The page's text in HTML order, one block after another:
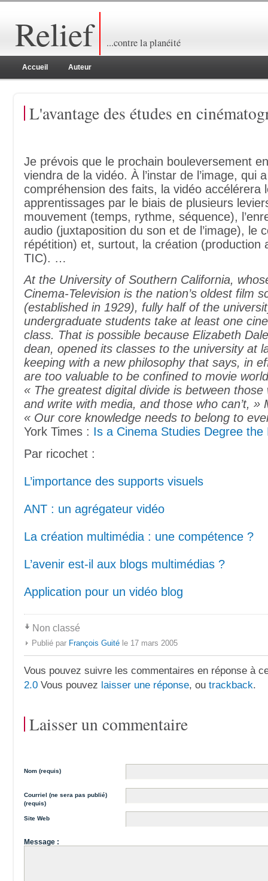
Relief ...contre la planéité
Accueil Auteur
L'avantage des études en
Je prévois que le prochain bouleversement
viendra de la vidéo. À l’instar de l’image, qui
compréhension des faits, la vidéo accélérera
apprentissages par le biais de plusieurs
mouvement (temps, rythme, séquence),
audio (juxtaposition du son et de l’image), le
répétition) et, surtout, la création (production
TIC). …
At the University of Southern California,
Cinema-Television is the nation’s oldest film
(established in 1929), fully half of the
undergraduate students take at least one
class. That is possible because Elizabeth
dean, opened its classes to the university at
keeping with a new philosophy that says, in
are too valuable to be confined to movie
« The greatest digital divide is between those
and write with media, and those who can’t, »
« Our core knowledge needs to belong to
York Times : Is a Cinema Studies Degree the
Par ricochet :
L’importance des supports visuels
ANT : un agrégateur vidéo
La création multimédia : une compétence ?
L’avenir est-il aux blogs multimédias ?
Application pour un vidéo blog
Non classé
Publié par François Guité le 17 mars 2005
Vous pouvez suivre les commentaires en réponse à
2.0 Vous pouvez laisser une réponse, ou trackback.
Laisser un commentaire
Nom (requis)
Courriel (ne sera pas publié)
(requis)
Site Web
Message :